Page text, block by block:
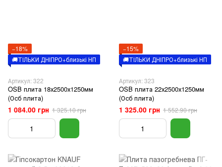
−18%
🚚ТІЛЬКИ ДНІПРО+близькі НП
Артикул: 322
OSB плита 18х2500х1250мм
(Осб плита)
1 084.00 грн 1 325.10 грн
−15%
🚚ТІЛЬКИ ДНІПРО+близькі НП
Артикул: 323
OSB плита 22х2500х1250мм
(Осб плита)
1 325.00 грн 1 552.90 грн